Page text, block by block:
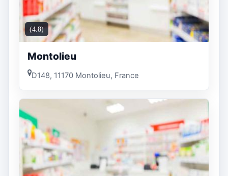
(4.8)
Montolieu
D148, 11170 Montolieu, France